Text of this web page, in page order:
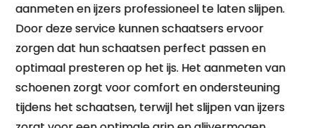
aanmeten en ijzers professioneel te laten slijpen.
Door deze service kunnen schaatsers ervoor
zorgen dat hun schaatsen perfect passen en
optimaal presteren op het ijs. Het aanmeten van
schoenen zorgt voor comfort en ondersteuning
tijdens het schaatsen, terwijl het slijpen van ijzers